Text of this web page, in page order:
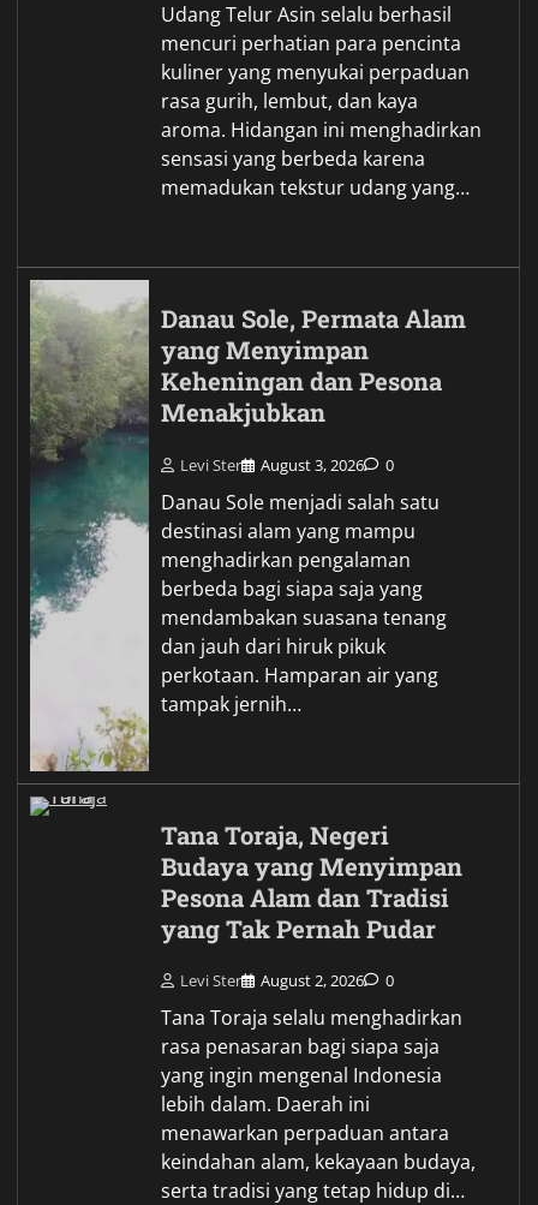
Udang Telur Asin selalu berhasil
mencuri perhatian para pencinta
kuliner yang menyukai perpaduan
rasa gurih, lembut, dan kaya
aroma. Hidangan ini menghadirkan
sensasi yang berbeda karena
memadukan tekstur udang yang…
Danau Sole, Permata Alam
yang Menyimpan
Keheningan dan Pesona
Menakjubkan
Levi Ster August 3, 2026 0
Danau Sole menjadi salah satu
destinasi alam yang mampu
menghadirkan pengalaman
berbeda bagi siapa saja yang
mendambakan suasana tenang
dan jauh dari hiruk pikuk
perkotaan. Hamparan air yang
tampak jernih…
Tana Toraja, Negeri
Budaya yang Menyimpan
Pesona Alam dan Tradisi
yang Tak Pernah Pudar
Levi Ster August 2, 2026 0
Tana Toraja selalu menghadirkan
rasa penasaran bagi siapa saja
yang ingin mengenal Indonesia
lebih dalam. Daerah ini
menawarkan perpaduan antara
keindahan alam, kekayaan budaya,
serta tradisi yang tetap hidup di…